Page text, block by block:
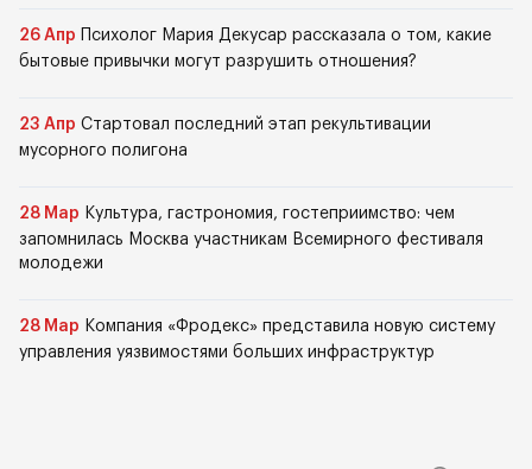
26 Апр
Психолог Мария Декусар рассказала о том, какие
бытовые привычки могут разрушить отношения?
23 Апр Стартовал последний этап рекультивации
мусорного полигона
28 Мар Культура, гастрономия, гостеприимство: чем
запомнилась Москва участникам Всемирного фестиваля
молодежи
28 Мар Компания «Фродекс» представила новую систему
управления уязвимостями больших инфраструктур